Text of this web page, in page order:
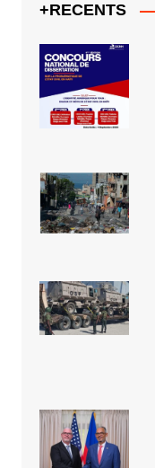
+RECENTS